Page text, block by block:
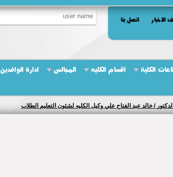
الاخبار اتصل بنا
الكلية اقسام الكليه المجالس ادارة الوافدين
/ خالد عبد الفتاح علي وكيل الكليه لشئون التعليم الطلاب